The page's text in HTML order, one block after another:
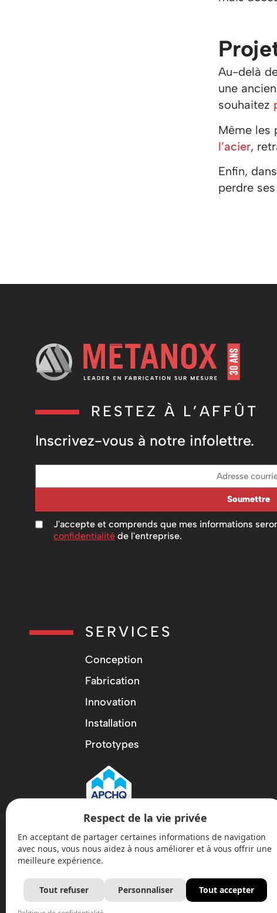
Au-delà
une
souhaitez
Même les
l’acier,
Enfin,
perdre
RESTEZ À L’AFFÛT
Inscrivez-vous à notre infolettre.
J'accepte et comprends que mes informations
confidentialité de l'entreprise.
Soumettre
SERVICES
Conception
Fabrication
Innovation
Installation
Prototypes
Respect de la vie privée
En acceptant de partager certaines informations de navigation
avec nous, vous nous aidez à nous améliorer et à vous offrir une
meilleure expérience.
Tout refuser Personnaliser Tout accepter